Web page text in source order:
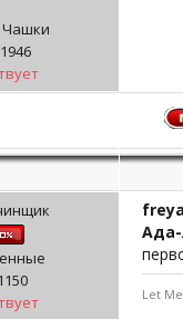
Чашки
freya
Let